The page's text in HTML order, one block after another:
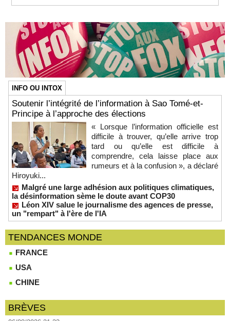
INFO OU INTOX
Soutenir l’intégrité de l’information à Sao Tomé-et-
Principe à l’approche des élections
« Lorsque l’information officielle est
difficile à trouver, qu’elle arrive trop
tard ou qu’elle est difficile à
comprendre, cela laisse place aux
rumeurs et à la confusion », a déclaré
Hiroyuki...
Malgré une large adhésion aux politiques climatiques,
la désinformation sème le doute avant COP30
Léon XIV salue le journalisme des agences de presse,
un "rempart" à l'ère de l'IA
TENDANCES MONDE
FRANCE
USA
CHINE
BRÈVES